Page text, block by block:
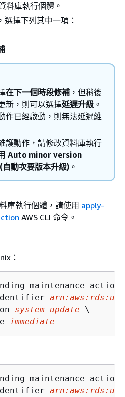
料庫執行個體 。
選擇下列其中一項：
在下一個時段修補 ，但稍後
新，則可以選擇延遲升級 。
作已經啟動，則無法延遲維
護動作，請修改資料庫執行
Auto minor version
動次要版本升級) 。
庫執行個體 ，請使用 apply-
AWS CLI 命令。
：
maintenance-
arn:aws:rds:us-
system-update \
immediate
maintenance-action
arn:aws:rds:us-